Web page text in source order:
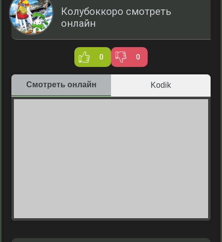
Колубоккоро смотреть
онлайн
0 0
Смотреть онлайн Kodik